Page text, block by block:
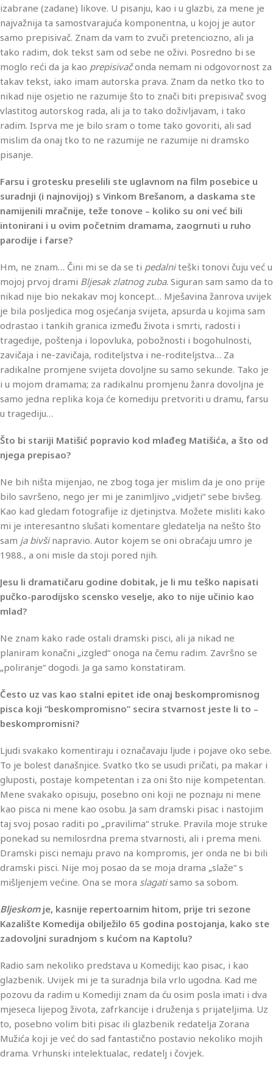
izabrane (zadane) likove. U pisanju, kao i u glazbi, za mene je
najvažnija ta samostvarajuća komponentna, u kojoj je autor
samo prepisivač. Znam da vam to zvuči pretenciozno, ali ja
tako radim, dok tekst sam od sebe ne oživi. Posredno bi se
moglo reći da ja kao prepisivačonda nemam ni odgovornost za
takav tekst, iako imam autorska prava. Znam da netko tko to
nikad nije osjetio ne razumije što to znači biti prepisivač svog
vlastitog autorskog rada, ali ja to tako doživljavam, i tako
radim. Isprva me je bilo sram o tome tako govoriti, ali sad
mislim da onaj tko to ne razumije ne razumije ni dramsko
pisanje.
Farsu i grotesku preselili ste uglavnom na film posebice u
suradnji (i najnovijoj) s Vinkom Brešanom, a daskama ste
namijenili mračnije, teže tonove – koliko su oni već bili
intonirani i u ovim početnim dramama, zaogrnuti u ruho
parodije i farse?
Hm, ne znam… Čini mi se da se ti pedalniteški tonovi čuju već u
mojoj prvoj drami Bljesak zlatnog zuba. Siguran sam samo da to
nikad nije bio nekakav moj koncept… Mješavina žanrova uvijek
je bila posljedica mog osjećanja svijeta, apsurda u kojima sam
odrastao i tankih granica između života i smrti, radosti i
tragedije, poštenja i lopovluka, pobožnosti i bogohulnosti,
zavičaja i ne-zavičaja, roditeljstva i ne-roditeljstva… Za
radikalne promjene svijeta dovoljne su samo sekunde. Tako je
i u mojom dramama; za radikalnu promjenu žanra dovoljna je
samo jedna replika koja će komediju pretvoriti u dramu, farsu
u tragediju…
Što bi stariji Matišić popravio kod mlađeg Matišića, a što od
njega prepisao?
Ne bih ništa mijenjao, ne zbog toga jer mislim da je ono prije
bilo savršeno, nego jer mi je zanimljivo „vidjeti“ sebe bivšeg.
Kao kad gledam fotografije iz djetinjstva. Možete misliti kako
mi je interesantno slušati komentare gledatelja na nešto što
sam ja bivšinapravio. Autor kojem se oni obraćaju umro je
1988., a oni misle da stoji pored njih.
Jesu li dramatičaru godine dobitak, je li mu teško napisati
pučko-parodijsko scensko veselje, ako to nije učinio kao
mlad?
Ne znam kako rade ostali dramski pisci, ali ja nikad ne
planiram konačni „izgled“ onoga na čemu radim. Završno se
„poliranje“ dogodi. Ja ga samo konstatiram.
Često uz vas kao stalni epitet ide onaj beskompromisnog
pisca koji “beskompromisno” secira stvarnost jeste li to –
beskompromisni?
Ljudi svakako komentiraju i označavaju ljude i pojave oko sebe.
To je bolest današnjice. Svatko tko se usudi pričati, pa makar i
gluposti, postaje kompetentan i za oni što nije kompetentan.
Mene svakako opisuju, posebno oni koji ne poznaju ni mene
kao pisca ni mene kao osobu. Ja sam dramski pisac i nastojim
taj svoj posao raditi po „pravilima“ struke. Pravila moje struke
ponekad su nemilosrdna prema stvarnosti, ali i prema meni.
Dramski pisci nemaju pravo na kompromis, jer onda ne bi bili
dramski pisci. Nije moj posao da se moja drama „slaže“ s
mišljenjem većine. Ona se mora slagatisamo sa sobom.
Bljeskomje, kasnije repertoarnim hitom, prije tri sezone
Kazalište Komedija obilježilo 65 godina postojanja, kako ste
zadovoljni suradnjom s kućom na Kaptolu?
Radio sam nekoliko predstava u Komediji; kao pisac, i kao
glazbenik. Uvijek mi je ta suradnja bila vrlo ugodna. Kad me
pozovu da radim u Komediji znam da ću osim posla imati i dva
mjeseca lijepog života, zafrkancije i druženja s prijateljima. Uz
to, posebno volim biti pisac ili glazbenik redatelja Zorana
Mužića koji je već do sad fantastično postavio nekoliko mojih
drama. Vrhunski intelektualac, redatelj i čovjek.